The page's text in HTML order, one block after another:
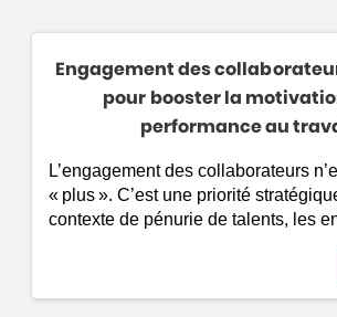
Engagement des
pour booster la
performance au
L’engagement des collaborateurs
« plus ». C’est une priorité
contexte de pénurie de talents, les